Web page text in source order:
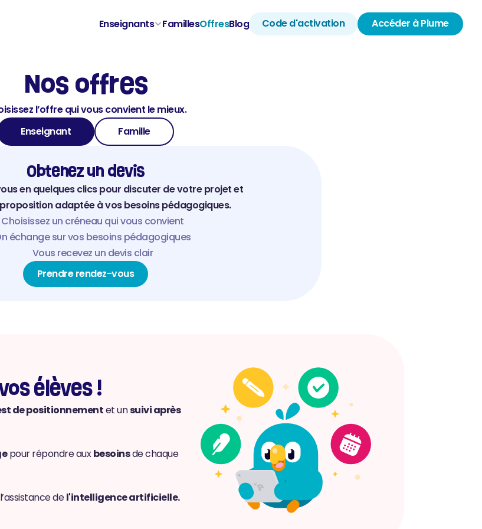
Enseignants FamillesOffresBlog Code d'activation Accéder à Plume
Nos offres
l’offre qui vous convient le mieux.
Famille
Enseignant
Obtenez un devis
en quelques clics pour discuter de votre projet et
adaptée à vos besoins pédagogiques.
Prendre rendez-vous
Choisissez un créneau qui vous convient
échange sur vos besoins pédagogiques
Vous recevez un devis clair
élèves !
de positionnement et un suivi après
pour répondre aux besoins de chaque
de l'intelligence artificielle.